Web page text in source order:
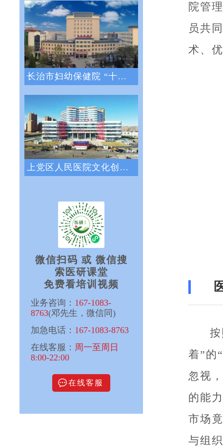
长治市妇幼保健院 “十四五”医院战略与绩
上党区人民医院文化创新咨询项目正式启动
微信扫码 或 微信搜
索医研课堂
免费看培训视频
业务咨询： 167-1083-
8763(邓先生，微信同)
加急电话： 167-1083-8763
在线客服： 周一至周日
8:00-22:00
在线客服
院管
员共
术、
着”的
忽视
的能
市场
与组